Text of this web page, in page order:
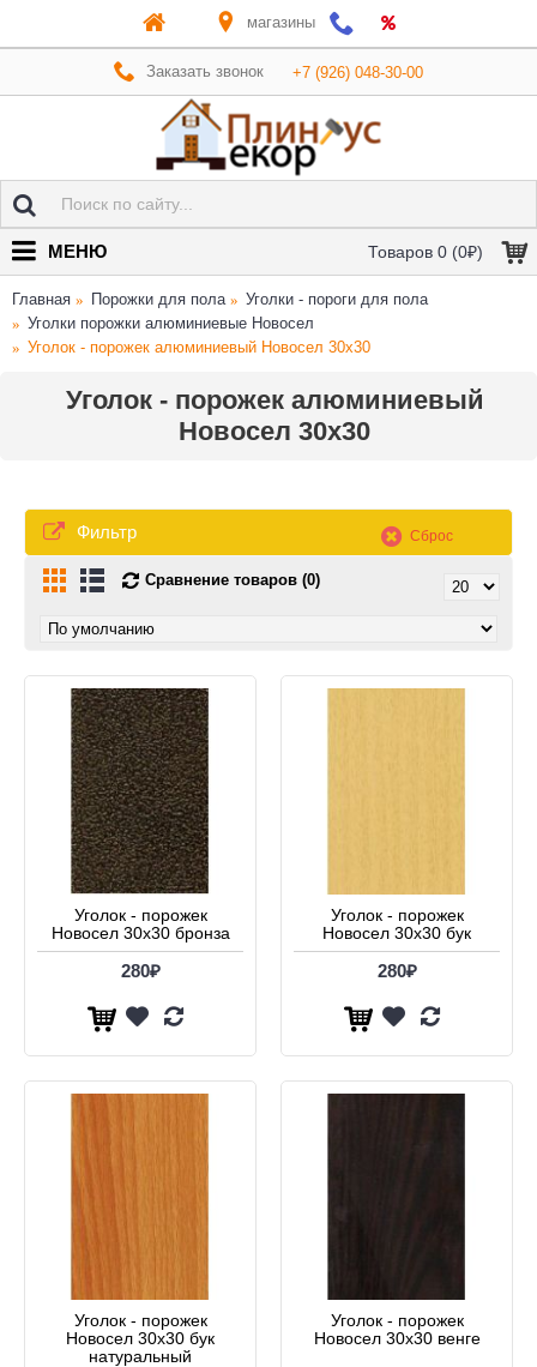
магазины
Заказать звонок +7 (926) 048-30-00
Товаров 0 (0₽)
МЕНЮ
Главная Порожки для пола
Уголки - пороги для пола
Уголки порожки алюминиевые Новосел
Уголок - порожек алюминиевый Новосел 30х30
Уголок - порожек алюминиевый
Новосел 30х30
Фильтр Сброс
Сравнение товаров (0)
Уголок - порожек
Новосел 30х30 бронза
280₽
Уголок - порожек
Новосел 30х30 бук
280₽
Уголок - порожек
Новосел 30х30 бук
натуральный
Уголок - порожек
Новосел 30х30 венге